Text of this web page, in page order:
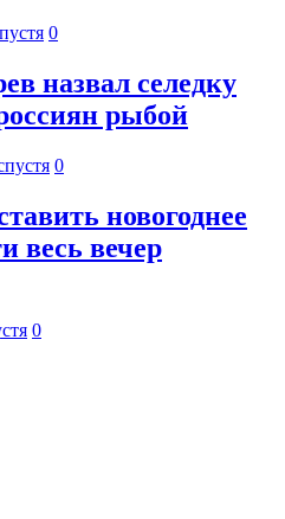
0
назвал селедку
рыбой
0
новогоднее
весь вечер
0